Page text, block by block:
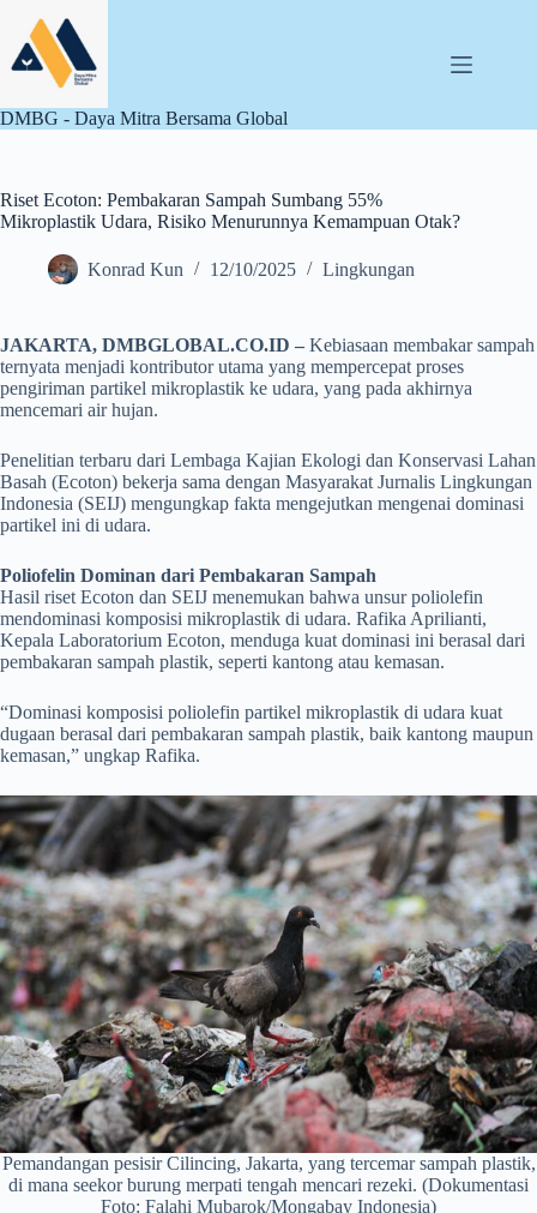
content
DMBG - Daya Mitra Bersama Global
Riset Ecoton: Pembakaran Sampah Sumbang 55%
Mikroplastik Udara, Risiko Menurunnya Kemampuan Otak?
Konrad Kun 12/10/2025 Lingkungan
JAKARTA, DMBGLOBAL.CO.ID – Kebiasaan membakar sampah
ternyata menjadi kontributor utama yang mempercepat proses
pengiriman partikel mikroplastik ke udara, yang pada akhirnya
mencemari air hujan.
Penelitian terbaru dari Lembaga Kajian Ekologi dan Konservasi Lahan
Basah (Ecoton) bekerja sama dengan Masyarakat Jurnalis Lingkungan
Indonesia (SEIJ) mengungkap fakta mengejutkan mengenai dominasi
partikel ini di udara.
Poliofelin Dominan dari Pembakaran Sampah
Hasil riset Ecoton dan SEIJ menemukan bahwa unsur poliolefin
mendominasi komposisi mikroplastik di udara. Rafika Aprilianti,
Kepala Laboratorium Ecoton, menduga kuat dominasi ini berasal dari
pembakaran sampah plastik, seperti kantong atau kemasan.
“Dominasi komposisi poliolefin partikel mikroplastik di udara kuat
dugaan berasal dari pembakaran sampah plastik, baik kantong maupun
kemasan,” ungkap Rafika.
Pemandangan pesisir Cilincing, Jakarta, yang tercemar sampah plastik,
di mana seekor burung merpati tengah mencari rezeki. (Dokumentasi
Foto: Falahi Mubarok/Mongabay Indonesia)